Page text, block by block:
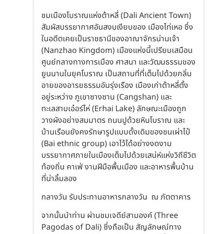
ชมเมืองโบราณแห่งต้าหลี่ (Dali Ancient Town)
สัมผัสบรรยากาศอันสงบเงียบของ เมืองไท่เหอ ซึ่ง
ในอดีตเคยเป็นราชธานีของอาณาจักรน่านเจ้า
(Nanzhao Kingdom) เมืองแห่งนี้เปรียบเสมือน
ศูนย์กลางทางการเมือง ศาสนา และวัฒนธรรมของ
ยูนนานในยุคโบราณ เป็นสถานที่ที่เต็มไปด้วยกลิ่น
อายของอารยธรรมอันรุ่งเรือง เมืองเก่าต้าหลี่ตั้ง
อยู่ระหว่าง ภูเขาซางซาน (Cangshan) และ
ทะเลสาบเอ๋อร์ไห่ (Erhai Lake) ลักษณะเมืองถูก
วางผังอย่างสมมาตร ถนนปูด้วยหินโบราณ และ
บ้านเรือนยังคงรักษารูปแบบดั้งเดิมของชนเผ่าไป๋
(Bai ethnic group) เอาไว้ได้อย่างงดงาม
บรรยากาศภายในเมืองเต็มไปด้วยเสน่ห์แห่งวิถีชีวิต
ท้องถิ่น คาเฟ่ งานฝีมือพื้นเมือง และอาหารพื้นบ้าน
ที่น่าลิ้มลอง
กลางวัน รับประทานอาหารกลางวัน ณ ภัตตาคาร
จากนั้นนำท่าน ผ่านชมเจดีย์สามองค์ (Three
Pagodas of Dali) ซึ่งถือเป็น สัญลักษณ์ทาง